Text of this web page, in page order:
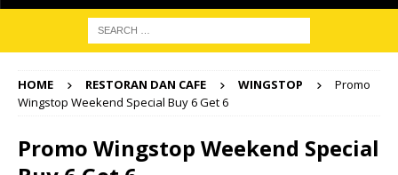
HOME RESTORAN DAN CAFE WINGSTOP
Promo
Wingstop Weekend Special Buy 6 Get 6
Promo Wingstop Weekend Special